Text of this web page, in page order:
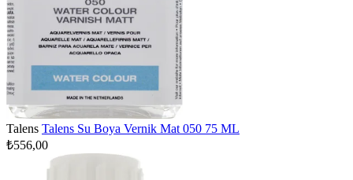
Talens Talens Su Boya Vernik Mat 050 75 ML
₺556,00